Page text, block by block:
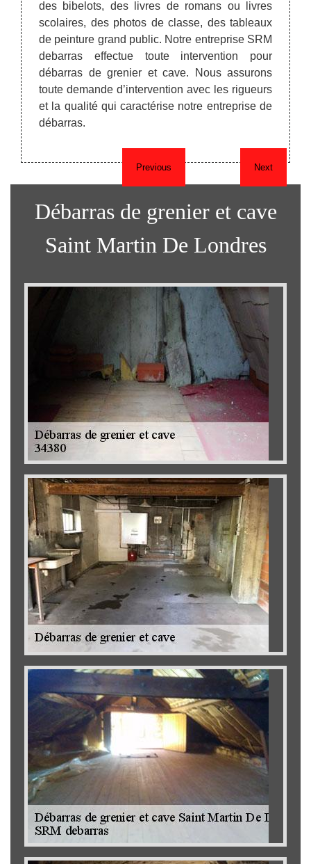
Previous
de
au
ou
ce
pour
des bibelots, des livres de romans ou livres
scolaires, des photos de classe, des tableaux
de peinture grand public. Notre entreprise SRM
debarras effectue toute intervention pour
débarras de grenier et cave. Nous assurons
toute demande d’intervention avec les rigueurs
et la qualité qui caractérise notre entreprise de
débarras.
Tarif
Next
Débarras de grenier et cave
Saint Martin De Londres